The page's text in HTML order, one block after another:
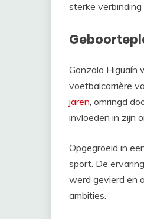
sterke
Gonzalo Higuaín
voetbalcarrière
jaren, omringd
invloeden in zijn
Opgegroeid in
sport. De
werd gevierd en
ambities.